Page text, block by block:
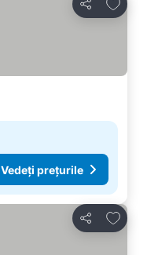
Distribuiți
Vedeți prețurile
Distribuiți